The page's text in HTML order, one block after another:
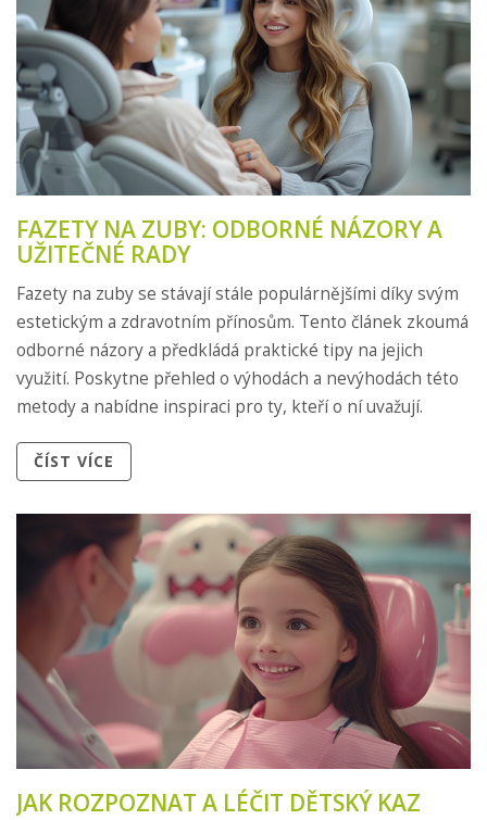
FAZETY NA ZUBY: ODBORNÉ NÁZORY A
UŽITEČNÉ RADY
Fazety na zuby se stávají stále populárnějšími díky svým
estetickým a zdravotním přínosům. Tento článek zkoumá
odborné názory a předkládá praktické tipy na jejich
využití. Poskytne přehled o výhodách a nevýhodách této
metody a nabídne inspiraci pro ty, kteří o ní uvažují.
ČÍST VÍCE
JAK ROZPOZNAT A LÉČIT DĚTSKÝ KAZ